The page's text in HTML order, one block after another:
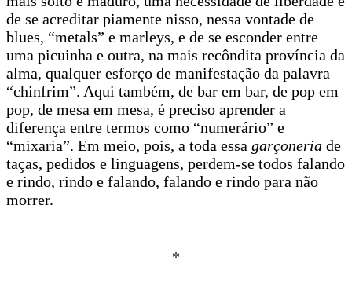
de se acreditar piamente nisso, nessa vontade de
blues, “metals” e marleys, e de se esconder entre
uma picuinha e outra, na mais recôndita província da
alma, qualquer esforço de manifestação da palavra
“chinfrim”. Aqui também, de bar em bar, de pop em
pop, de mesa em mesa, é preciso aprender a
diferença entre termos como “numerário” e
“mixaria”. Em meio, pois, a toda essa garçoneria de
taças, pedidos e linguagens, perdem-se todos falando
e rindo, rindo e falando, falando e rindo para não
morrer.
*